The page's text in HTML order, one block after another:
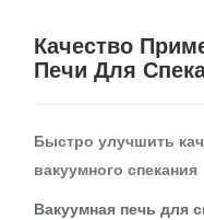
Качество
Печи Для
Быстро улучшить
вакуумного спекания
Вакуумная печь для